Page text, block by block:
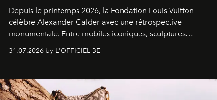
Depuis le printemps 2026, la Fondation Louis Vuitton
célèbre Alexander Calder avec une rétrospective
monumentale. Entre mobiles iconiques, sculptures
américain investit les espaces imaginés par Frank Gehry
sculpture.
31.07.2026 by L'OFFICIEL BE